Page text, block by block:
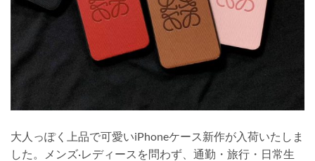
大人っぽく上品で可愛いiPhoneケース新作が入荷いたしま
した。メンズ·レディースを問わず、通勤・旅行・日常生